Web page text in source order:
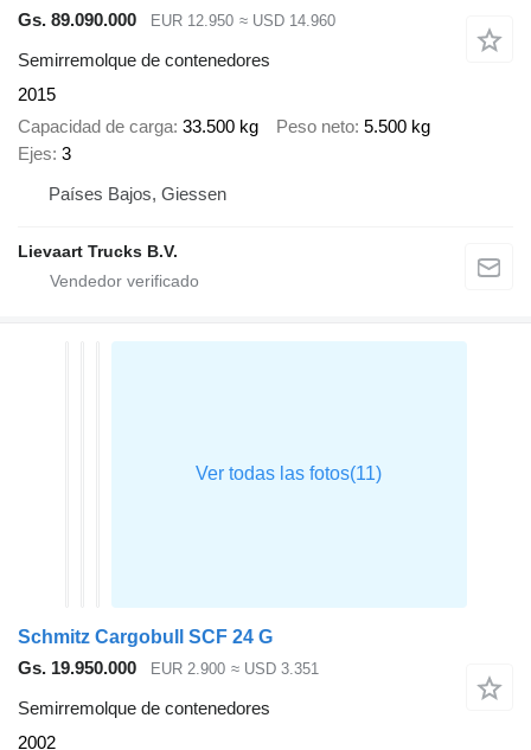
Gs. 89.090.000
EUR 12.950 ≈ USD 14.960
Semirremolque de contenedores
2015
Capacidad de carga 33.500 kg Peso neto 5.500 kg
Ejes 3
Países Bajos, Giessen
Lievaart Trucks B.V.
Schmitz Cargobull SCF 24 G
Gs. 19.950.000
EUR 2.900 ≈ USD 3.351
Semirremolque de contenedores
2002